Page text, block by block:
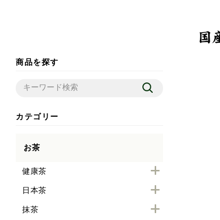
商品を探す
カテゴリー
お茶
健康茶
日本茶
抹茶